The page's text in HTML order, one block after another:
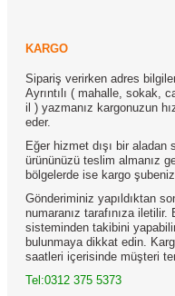
KARGO
Sipariş verirken adres
Ayrıntılı ( mahalle, sokak,
il ) yazmanız kargonuzun
eder.
Eğer hizmet dışı bir
ürününüzü teslim almanız
bölgelerde ise kargo
Gönderiminiz yapıldıktan
numaranız tarafınıza
sisteminden takibini
bulunmaya dikkat edin.
saatleri içerisinde müşteri
Tel:0312 375 5373